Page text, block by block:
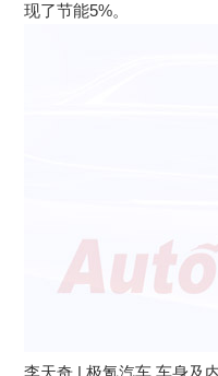
现了节能5%。
李天奇 | 极氪汽车 车身及